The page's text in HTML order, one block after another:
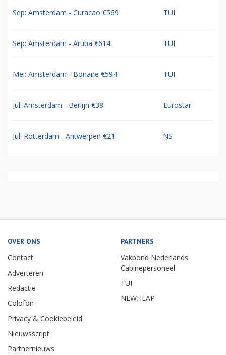
Sep: Amsterdam - Curacao €569 TUI
Sep: Amsterdam - Aruba €614 TUI
Mei: Amsterdam - Bonaire €594 TUI
Jul: Amsterdam - Berlijn €38 Eurostar
Jul: Rotterdam - Antwerpen €21 NS
OVER ONS
Contact
Adverteren
Redactie
Colofon
Privacy & Cookiebeleid
Nieuwsscript
Partnernieuws
PARTNERS
Vakbond Nederlands
Cabinepersoneel
TUI
NEWHEAP